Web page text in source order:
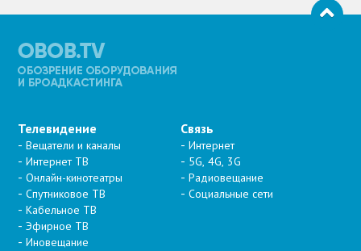
Телевидение
Вещатели и каналы
Интернет ТВ
Онлайн-кинотеатры
Спутниковое ТВ
Кабельное ТВ
Эфирное ТВ
Иновещание
Связь
Интернет
5G, 4G, 3G
Радиовещание
Социальные сети